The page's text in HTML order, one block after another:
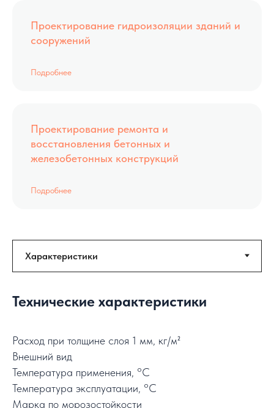
Проектирование гидроизоляции зданий и
сооружений
Подробнее
Проектирование ремонта и
восстановления бетонных и
железобетонных конструкций
Подробнее
Технические характеристики
Расход при толщине слоя 1 мм, кг/м²
Внешний вид
Температура применения, °C
Температура эксплуатации, °C
Марка по морозостойкости